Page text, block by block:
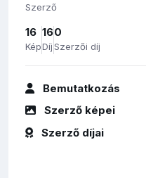
Szerző
16
Kép
16
Díj
0
Szerzői díj
Bemutatkozás
Szerző képei
Szerző díjai